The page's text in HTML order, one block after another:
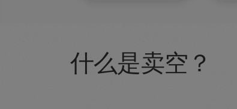
什么是卖空？